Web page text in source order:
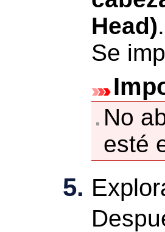
Head).
Se
No
esté